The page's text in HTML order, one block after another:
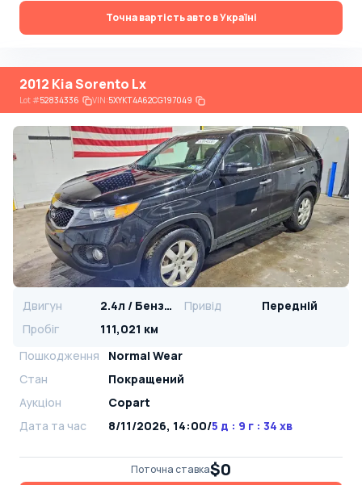
Точна вартість авто в Україні
2012 Kia Sorento Lx
Lot#52834336 VIN:5XYKT4A62CG197049
Двигун 2.4л / Бензин Привід
Передній
Пробіг
111,021 км
Пошкодження
Normal Wear
Стан
Покращений
Аукціон
Copart
Дата та час
8/11/2026, 14:00/5 д : 9 г : 34 хв
Поточна ставка$0